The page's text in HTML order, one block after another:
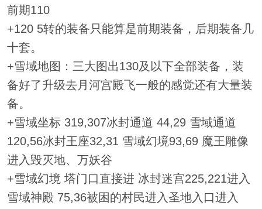
前期110
+120 5转的装备只能算是前期装备，后期装备几
十套。
+雪域地图：三大图出130及以下全部装备，装
备好了升级去月河宫殿飞一般的感觉还有大量装
备。
+雪域坐标 319,307冰封通道 44,29 雪域通道
120,56冰封王座32,31 雪域幻境93,69 魔王雕像
进入毁灭地、万妖谷
+雪域幻境 塔门口直接进 冰封迷宫225,221进入
雪域神殿 75,36被困的村民进入圣地入口进入